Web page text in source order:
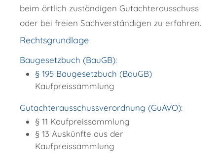
beim örtlich zuständigen Gutachterausschuss
oder bei freien Sachverständigen zu erfahren.
Rechtsgrundlage
Baugesetzbuch (BauGB):
§ 195 Baugesetzbuch (BauGB)
Kaufpreissammlung
Gutachterausschussverordnung (GuAVO):
§ 11 Kaufpreissammlung
§ 13 Auskünfte aus der
Kaufpreissammlung